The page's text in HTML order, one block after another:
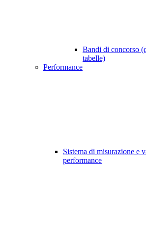
Bandi di concorso
tabelle)
Performance
Sistema di misurazione e
performance